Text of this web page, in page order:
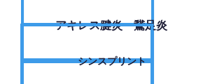
アキレス腱炎・鵞足炎
シンスプリント